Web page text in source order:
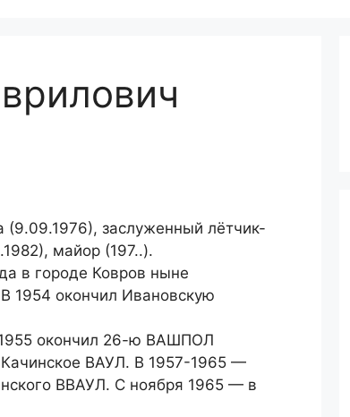
(9.09.1976), заслуженный лётчик-
майор (197..).
в городе Ковров ныне
1954 окончил Ивановскую
окончил 26-ю ВАШПОЛ
ВАУЛ. В 1957-1965 —
ВВАУЛ. С ноября 1965 — в